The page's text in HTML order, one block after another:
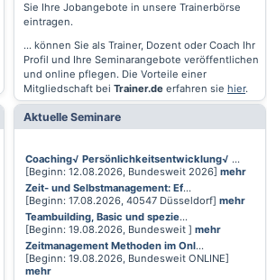
Sie Ihre Jobangebote in unsere Trainerbörse
eintragen.
... können Sie als Trainer, Dozent oder Coach Ihr
Profil und Ihre Seminarangebote veröffentlichen
und online pflegen. Die Vorteile einer
Mitgliedschaft bei Trainer.de erfahren sie hier.
Aktuelle Seminare
Coaching√ Persönlichkeitsentwicklung√ ...
[Beginn: 12.08.2026, Bundesweit 2026] mehr
Zeit- und Selbstmanagement: Ef...
[Beginn: 17.08.2026, 40547 Düsseldorf] mehr
Teambuilding, Basic und spezie...
[Beginn: 19.08.2026, Bundesweit ] mehr
Zeitmanagement Methoden im Onl...
[Beginn: 19.08.2026, Bundesweit ONLINE]
mehr